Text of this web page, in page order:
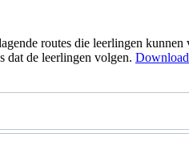
routes die leerlingen kunnen
dat de leerlingen volgen.